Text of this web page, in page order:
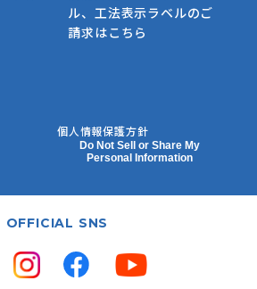
ル、工法表示ラベルのご
請求はこちら
個人情報保護方針
Do Not Sell or Share My
Personal Information
OFFICIAL SNS